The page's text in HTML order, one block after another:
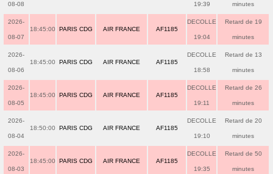
08-08 19:39 minutes
2026-
08-07
18:45:00 PARIS CDG AIR FRANCE AF1185
DECOLLE
19:04
Retard de 19
minutes
2026-
08-06
18:45:00 PARIS CDG AIR FRANCE AF1185
DECOLLE
18:58
Retard de 13
minutes
2026-
08-05
18:45:00 PARIS CDG AIR FRANCE AF1185
DECOLLE
19:11
Retard de 26
minutes
2026-
08-04
18:50:00 PARIS CDG AIR FRANCE AF1185
DECOLLE
19:10
Retard de 20
minutes
2026-
08-03
18:45:00 PARIS CDG AIR FRANCE AF1185
DECOLLE
19:35
Retard de 50
minutes